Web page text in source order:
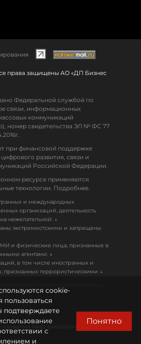
права защищены АО «ДП Бизнес
Федеральной службой по
связи, информационных
коммуникаций
номер свидетельства ЭЛ № ФС 77
при финансовой поддержке
развития, связи и
Российской Федерации.
ресурсе применяются
технологии. Подробнее.
и международных
организаций, деятельность
нежелательной: ↓
экстремистскими и запрещены
и физические лица, признанные в
агентами: ↓
в том числе иностранных и
признанных террористическими ↓
информационных
cookie-
подтверждаете
с
и
Понятно